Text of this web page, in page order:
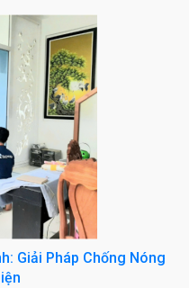
Giải Pháp Chống Nóng